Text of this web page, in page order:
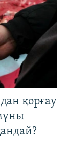
қорғау